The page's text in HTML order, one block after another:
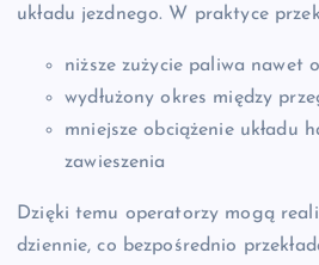
układu jezdnego. W praktyce
niższe zużycie paliwa nawet o
wydłużony okres między
mniejsze obciążenie układu
zawieszenia
Dzięki temu operatorzy mogą
dziennie, co bezpośrednio